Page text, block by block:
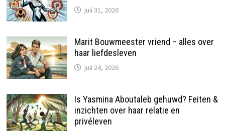
juli 31, 2026
Marit Bouwmeester vriend – alles over
haar liefdesleven
juli 24, 2026
Is Yasmina Aboutaleb gehuwd? Feiten &
inzichten over haar relatie en
privéleven